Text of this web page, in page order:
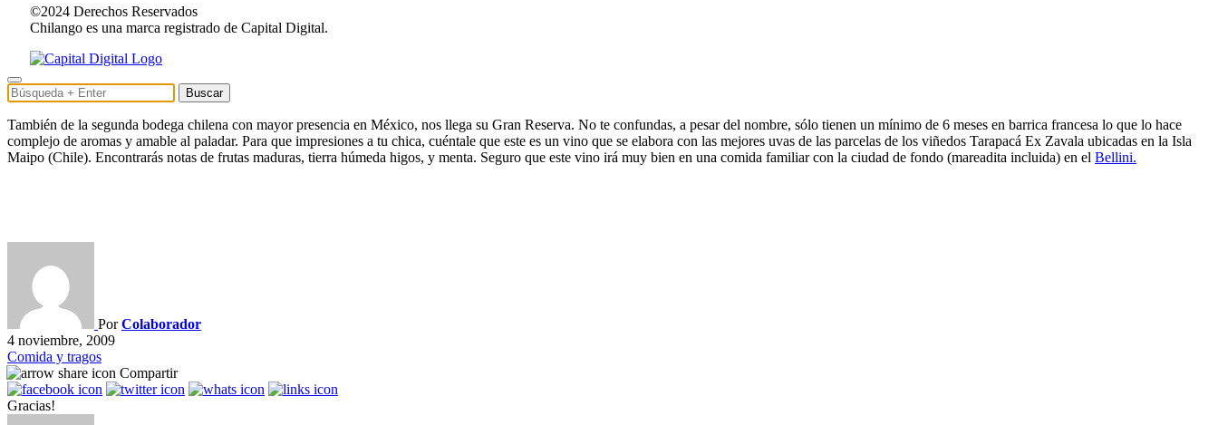
©2024 Derechos Reservados
Chilango es una marca registrado de Capital Digital.
Buscar
También de la segunda bodega chilena con mayor presencia en México, nos llega su Gran Reserva. No te confundas, a pesar del nombre, sólo tienen un mínimo de 6 meses en barrica francesa lo que lo hace
complejo de aromas y amable al paladar. Para que impresiones a tu chica, cuéntale que este es un vino que se elabora con las mejores uvas de las parcelas de los viñedos Tarapacá Ex Zavala ubicadas en la Isla
Maipo (Chile). Encontrarás notas de frutas maduras, tierra húmeda higos, y menta. Seguro que este vino irá muy bien en una comida familiar con la ciudad de fondo (mareadita incluida) en el Bellini.
PorColaborador
4 noviembre, 2009
Comida y tragos
Compartir
Gracias!